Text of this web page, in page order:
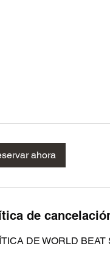
ahora
de
DE WORLD BEAT